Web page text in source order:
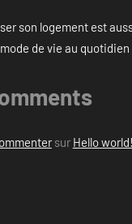
son logement est
de vie au quotidien
sur Hello world!